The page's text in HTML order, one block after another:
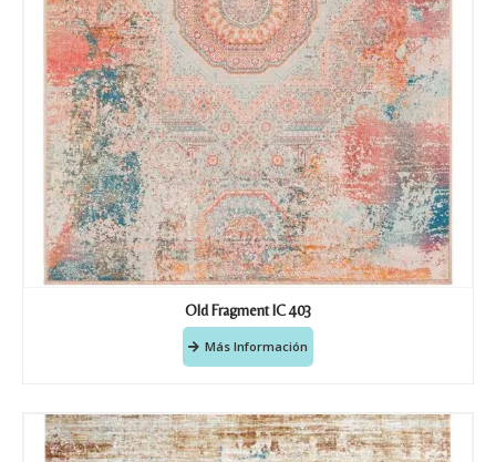
Old Fragment IC 403
Más Información